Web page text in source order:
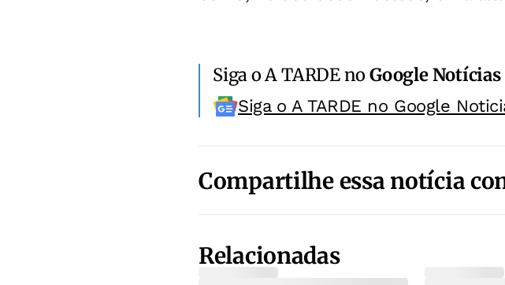
Siga o A TARDE noGoogle Notícias
Siga o A TARDE no Google
Compartilhe essa notícia
Relacionadas